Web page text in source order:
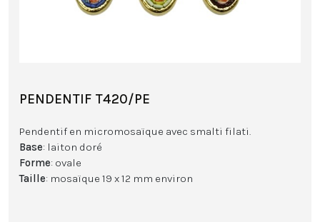
PENDENTIF T420/PE
Pendentif en micromosaïque avec smalti filati.
Base: laiton doré
Forme: ovale
Taille: mosaïque 19 x 12 mm environ